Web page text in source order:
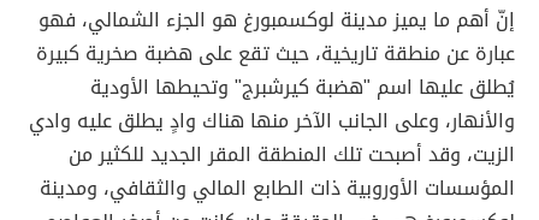
إنّ أهم ما يميز مدينة لوكسمبورغ هو الجزء الشمالي، فهو
عبارة عن منطقة تاريخية، حيث تقع على هضبة صخرية كبيرة
يُطلق عليها اسم "هضبة كيرشبرج" وتحيطها الأودية
والأنهار، وعلى الجانب الآخر منها هناك وادٍ يطلق عليه وادي
الزيت، وقد أصبحت تلك المنطقة المقر الجديد للكثير من
المؤسسات الأوروبية ذات الطابع المالي والثقافي، ومدينة